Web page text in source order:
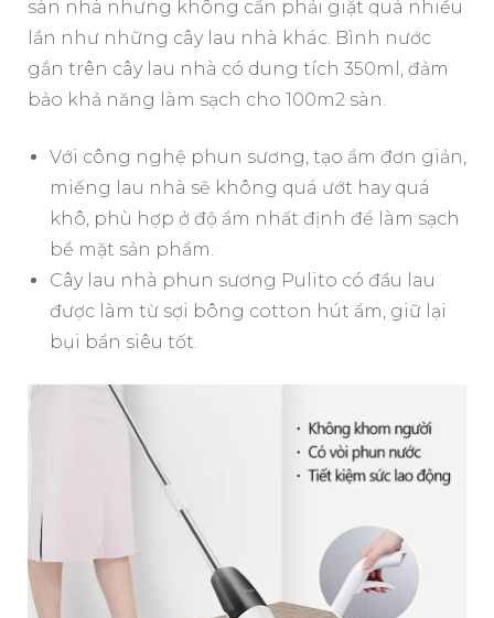
sàn nhà nhưng không cần phải giặt quá nhiều
lần như những cây lau nhà khác. Bình nước
gắn trên cây lau nhà có dung tích 350ml, đảm
bảo khả năng làm sạch cho 100m2 sàn.
Với công nghệ phun sương, tạo ẩm đơn giản,
miếng lau nhà sẽ không quá ướt hay quá
khô, phù hợp ở độ ẩm nhất định để làm sạch
bề mặt sản phẩm.
Cây lau nhà phun sương Pulito có đầu lau
được làm từ sợi bông cotton hút ẩm, giữ lại
bụi bẩn siêu tốt.